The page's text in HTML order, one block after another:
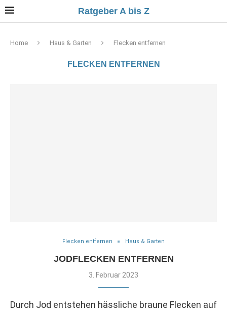
Ratgeber A bis Z
Home Haus & Garten Flecken entfernen
FLECKEN ENTFERNEN
Flecken entfernen Haus & Garten
JODFLECKEN ENTFERNEN
3. Februar 2023
Durch Jod entstehen hässliche braune Flecken auf